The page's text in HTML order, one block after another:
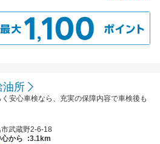
所
く安心車検なら、充実の保障内容で車検後も
武蔵野2-6-18
から
:3.1km